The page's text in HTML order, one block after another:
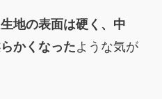
地の表面は硬く、中
かくなったような気が